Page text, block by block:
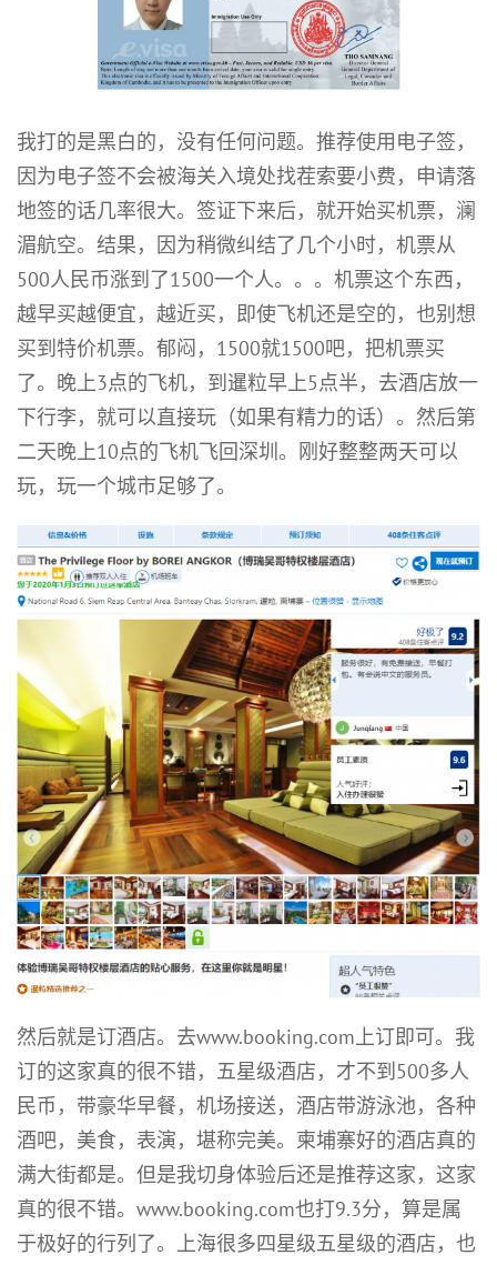
我打的是黑白的，没有任何问题。推荐使用电子签，
因为电子签不会被海关入境处找茬索要小费，申请落
地签的话几率很大。签证下来后，就开始买机票，澜
湄航空。结果，因为稍微纠结了几个小时，机票从
500人民币涨到了1500一个人。。。机票这个东西，
越早买越便宜，越近买，即使飞机还是空的，也别想
买到特价机票。郁闷，1500就1500吧，把机票买
了。晚上3点的飞机，到暹粒早上5点半，去酒店放一
下行李，就可以直接玩（如果有精力的话）。然后第
二天晚上10点的飞机飞回深圳。刚好整整两天可以
玩，玩一个城市足够了。
然后就是订酒店。去www.booking.com上订即可。我
订的这家真的很不错，五星级酒店，才不到500多人
民币，带豪华早餐，机场接送，酒店带游泳池，各种
酒吧，美食，表演，堪称完美。柬埔寨好的酒店真的
满大街都是。但是我切身体验后还是推荐这家，这家
真的很不错。www.booking.com也打9.3分，算是属
于极好的行列了。上海很多四星级五星级的酒店，也